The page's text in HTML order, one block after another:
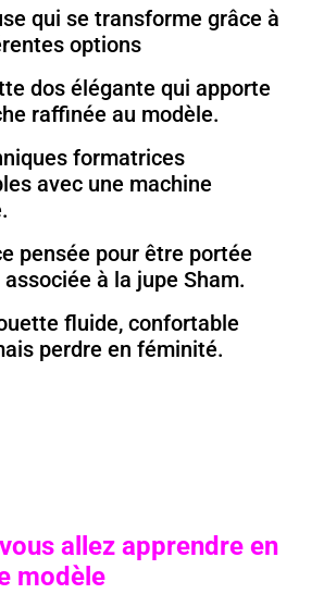
qui se transforme grâce à
options
dos élégante qui apporte
raffinée au modèle.
formatrices
avec une machine
pensée pour être portée
à la jupe Sham.
fluide, confortable
perdre en féminité.
allez apprendre en
modèle